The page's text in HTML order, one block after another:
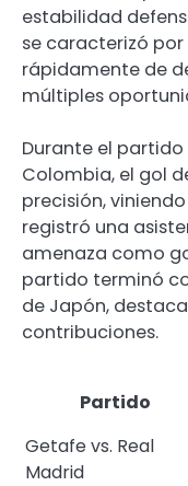
estabilidad
se caracterizó
rápidamente de
múltiples
Durante el
Colombia, el gol
precisión,
registró una
amenaza como
partido terminó
de Japón,
contribuciones.
Partido
Getafe vs. Real
Madrid